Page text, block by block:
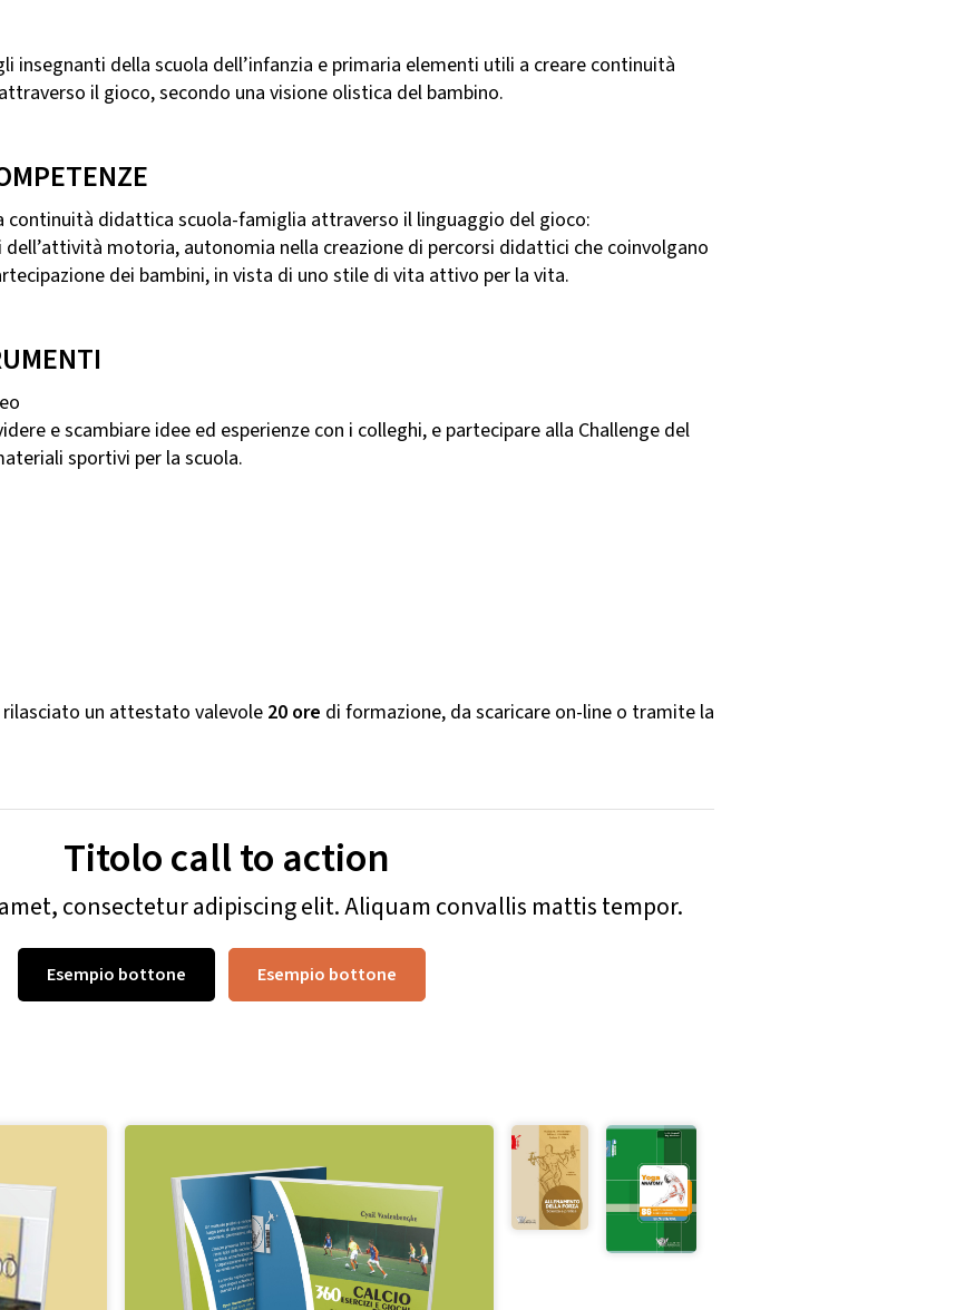
insegnanti della scuola dell’infanzia e primaria elementi utili a creare continuità
il gioco, secondo una visione olistica del bambino.
continuità didattica scuola-famiglia attraverso il linguaggio del gioco:
motoria, autonomia nella creazione di percorsi didattici che coinvolgano
dei bambini, in vista di uno stile di vita attivo per la vita.
e scambiare idee ed esperienze con i colleghi, e partecipare alla Challenge del
sportivi per la scuola.
rilasciato un attestato valevole 20 ore di formazione, da scaricare on-line o tramite la
Titolo call to action
consectetur adipiscing elit. Aliquam convallis mattis tempor.
Esempio bottone Esempio bottone